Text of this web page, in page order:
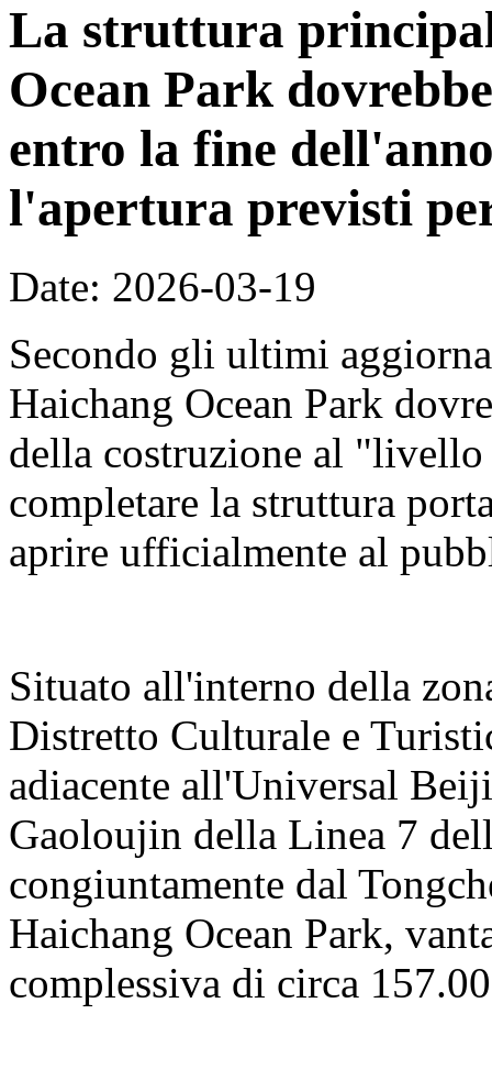
La struttura
Ocean Park
entro la fine
l'apertura previsti
Date: 2026-03-19
Secondo gli ultimi
Haichang Ocean Park
della costruzione al "livello
completare la struttura
aprire ufficialmente al
Situato all'interno della
Distretto Culturale e
adiacente all'Universal
Gaoloujin della Linea 7
congiuntamente dal
Haichang Ocean Park,
complessiva di circa